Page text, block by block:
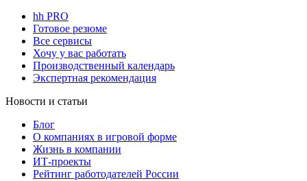
hh PRO
Готовое резюме
Все сервисы
Хочу у вас работать
Производственный календарь
Экспертная рекомендация
Новости и статьи
Блог
О компаниях в игровой форме
Жизнь в компании
ИТ-проекты
Рейтинг работодателей России